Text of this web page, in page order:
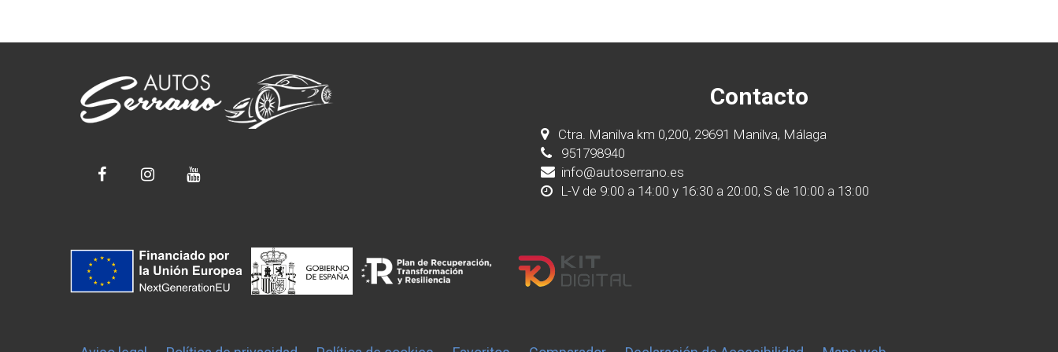
Contacto
Ctra. Manilva km 0,200, 29691 Manilva, Málaga
951798940
info@autoserrano.es
L-V de 9:00 a 14:00 y 16:30 a 20:00, S de 10:00 a 13:00